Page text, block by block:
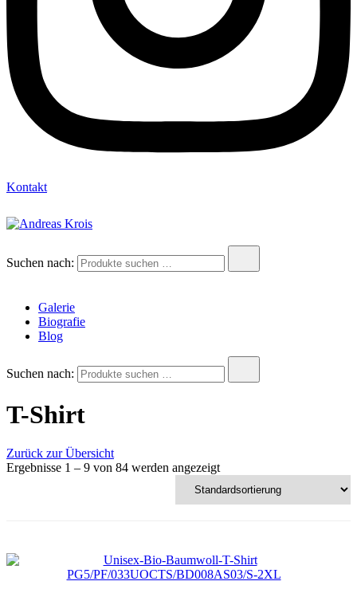
Kontakt
Suchen nach:
Galerie
Biografie
Blog
Suchen nach:
T-Shirt
Zurück zur Übersicht
Ergebnisse 1 – 9 von 84 werden angezeigt